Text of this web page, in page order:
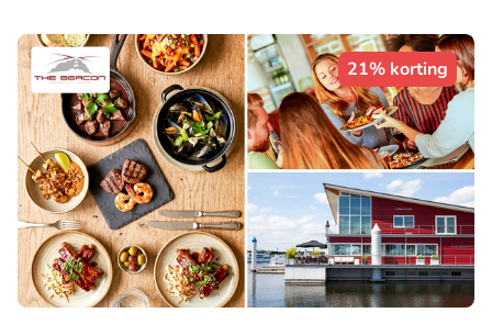
21% korting